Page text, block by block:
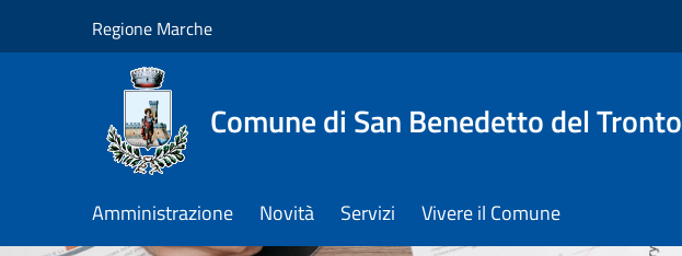
Regione Marche
Comune di San Benedetto del Tronto
Amministrazione Novità Servizi Vivere il Comune